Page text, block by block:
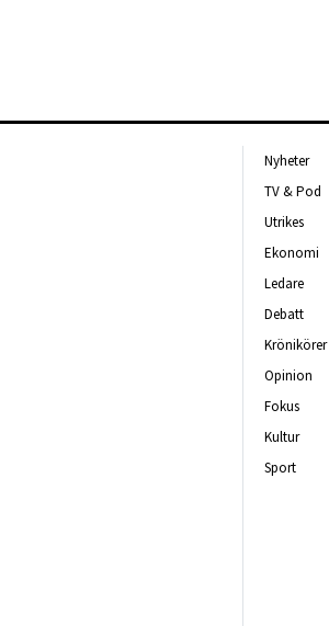
Nyheter
TV & Pod
Utrikes
Ekonomi
Ledare
Debatt
Krönikörer
Opinion
Fokus
Kultur
Sport